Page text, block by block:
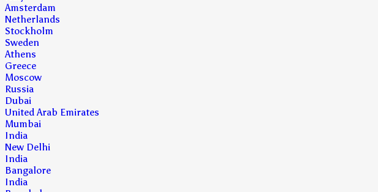
Amsterdam
Netherlands
Stockholm
Sweden
Athens
Greece
Moscow
Russia
Dubai
United Arab Emirates
Mumbai
India
New Delhi
India
Bangalore
India